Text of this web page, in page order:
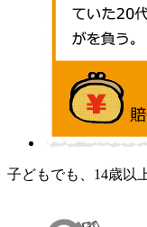
子どもでも、14歳以